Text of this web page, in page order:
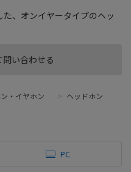
い合わせる
、オンイヤータイプのヘッ
・イヤホン > ヘッドホン
PC